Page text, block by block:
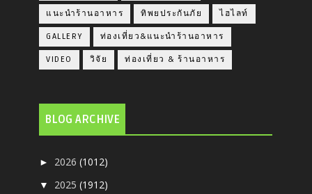
แนะนำร้านอาหาร ทิพยประกันภัย ไฮไลท์
GALLERY ท่องเที่ยว&แนะนำร้านอาหาร
VIDEO วิจัย ท่องเที่ยว & ร้านอาหาร
BLOG ARCHIVE
► 2026(1012)
▼ 2025(1912)